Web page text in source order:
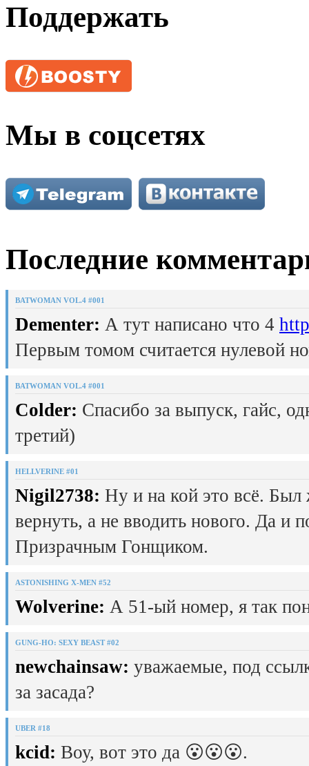
Поддержать
Мы в соцсетях
Последние
BATWOMAN VOL.4 #001
Dementer: А тут написано что 4
Первым томом считается нулевой
BATWOMAN VOL.4 #001
Colder: Спасибо за выпуск, гайс,
третий)
HELLVERINE #01
Nigil2738: Ну и на кой это всё.
вернуть, а не вводить нового. Да и
Призрачным Гонщиком.
ASTONISHING X-MEN #52
Wolverine: А 51-ый номер, я так
GUNG-HO: SEXY BEAST #02
newchainsaw: уважаемые, под
за засада?
UBER #18
kcid: Воу, вот это да 😮😮😮.